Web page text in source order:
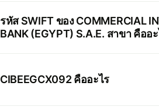
รหัส SWIFT ของ COMMERCIAL
BANK (EGYPT) S.A.E.
CIBEEGCX092 คืออะไร